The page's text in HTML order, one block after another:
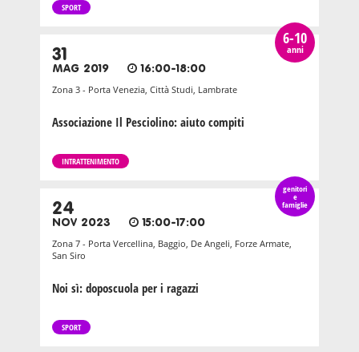
SPORT
6-10
anni
31
MAG 2019 16:00-18:00
Zona 3 - Porta Venezia, Città Studi, Lambrate
Associazione Il Pesciolino: aiuto compiti
INTRATTENIMENTO
genitori
e
famiglie
24
NOV 2023 15:00-17:00
Zona 7 - Porta Vercellina, Baggio, De Angeli, Forze Armate,
San Siro
Noi sì: doposcuola per i ragazzi
SPORT